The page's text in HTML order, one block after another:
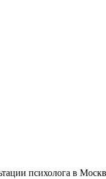
психолога в